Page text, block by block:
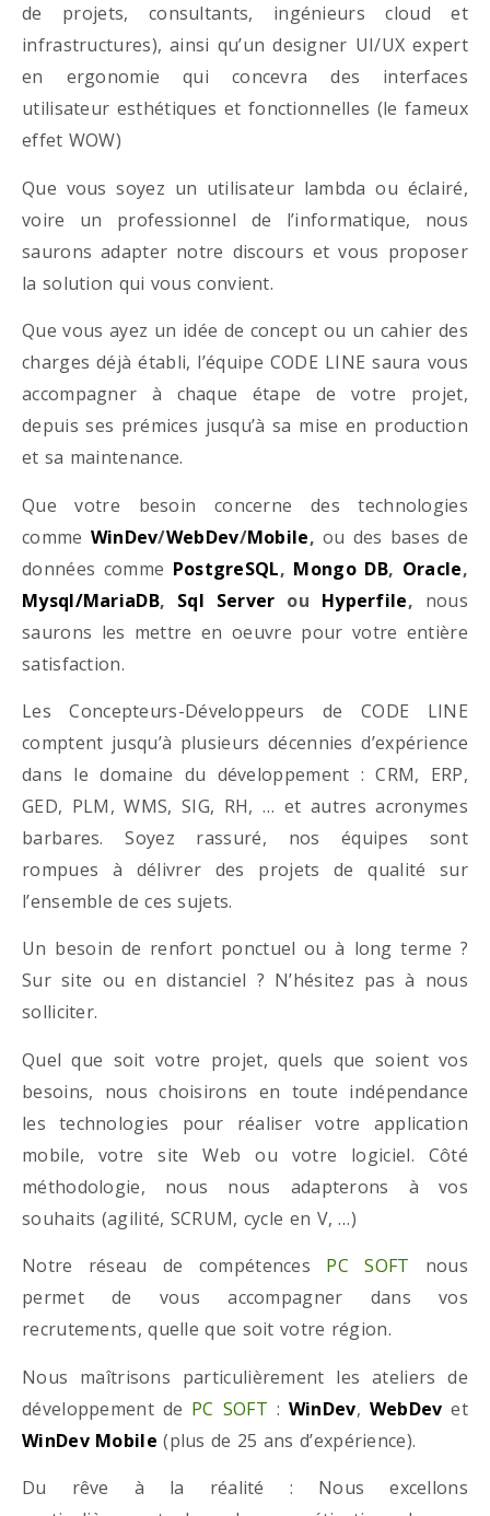
de projets, consultants, ingénieurs cloud et
infrastructures), ainsi qu’un designer UI/UX expert
en ergonomie qui concevra des interfaces
utilisateur esthétiques et fonctionnelles (le fameux
effet WOW)
Que vous soyez un utilisateur lambda ou éclairé,
voire un professionnel de l’informatique, nous
saurons adapter notre discours et vous proposer
la solution qui vous convient.
Que vous ayez un idée de concept ou un cahier des
charges déjà établi, l’équipe CODE LINE saura vous
accompagner à chaque étape de votre projet,
depuis ses prémices jusqu’à sa mise en production
et sa maintenance.
Que votre besoin concerne des technologies
comme WinDev/WebDev/Mobile, ou des bases de
données comme PostgreSQL, Mongo DB, Oracle,
Mysql/MariaDB, Sql Server ou Hyperfile, nous
saurons les mettre en oeuvre pour votre entière
satisfaction.
Les Concepteurs-Développeurs de CODE LINE
comptent jusqu’à plusieurs décennies d’expérience
dans le domaine du développement : CRM, ERP,
GED, PLM, WMS, SIG, RH, … et autres acronymes
barbares. Soyez rassuré, nos équipes sont
rompues à délivrer des projets de qualité sur
l’ensemble de ces sujets.
Un besoin de renfort ponctuel ou à long terme ?
Sur site ou en distanciel ? N’hésitez pas à nous
solliciter.
Quel que soit votre projet, quels que soient vos
besoins, nous choisirons en toute indépendance
les technologies pour réaliser votre application
mobile, votre site Web ou votre logiciel. Côté
méthodologie, nous nous adapterons à vos
souhaits (agilité, SCRUM, cycle en V, …)
Notre réseau de compétences PC SOFT nous
permet de vous accompagner dans vos
recrutements, quelle que soit votre région.
Nous maîtrisons particulièrement les ateliers de
développement de PC SOFT : WinDev, WebDev et
WinDev Mobile (plus de 25 ans d’expérience).
Du rêve à la réalité : Nous excellons